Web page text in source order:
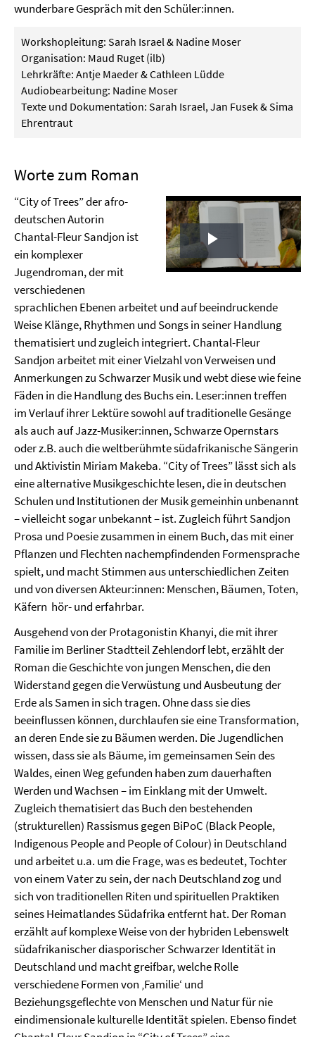
wunderbare Gespräch mit den Schüler:innen.
Workshopleitung: Sarah Israel & Nadine Moser
Organisation: Maud Ruget (ilb)
Lehrkräfte: Antje Maeder & Cathleen Lüdde
Audiobearbeitung: Nadine Moser
Texte und Dokumentation: Sarah Israel, Jan Fusek & Sima
Ehrentraut
Worte zum Roman
Play
“City of Trees” der afro-
deutschen Autorin
Chantal-Fleur Sandjon ist
ein komplexer
Jugendroman, der mit
verschiedenen
sprachlichen Ebenen arbeitet und auf beeindruckende
Weise Klänge, Rhythmen und Songs in seiner Handlung
thematisiert und zugleich integriert. Chantal-Fleur
Sandjon arbeitet mit einer Vielzahl von Verweisen und
Anmerkungen zu Schwarzer Musik und webt diese wie feine
Fäden in die Handlung des Buchs ein. Leser:innen treffen
im Verlauf ihrer Lektüre sowohl auf traditionelle Gesänge
als auch auf Jazz-Musiker:innen, Schwarze Opernstars
oder z.B. auch die weltberühmte südafrikanische Sängerin
und Aktivistin Miriam Makeba. “City of Trees” lässt sich als
eine alternative Musikgeschichte lesen, die in deutschen
Schulen und Institutionen der Musik gemeinhin unbenannt
– vielleicht sogar unbekannt – ist. Zugleich führt Sandjon
Prosa und Poesie zusammen in einem Buch, das mit einer
Pflanzen und Flechten nachempfindenden Formensprache
spielt, und macht Stimmen aus unterschiedlichen Zeiten
und von diversen Akteur:innen: Menschen, Bäumen, Toten,
Käfern hör- und erfahrbar.
Ausgehend von der Protagonistin Khanyi, die mit ihrer
Familie im Berliner Stadtteil Zehlendorf lebt, erzählt der
Roman die Geschichte von jungen Menschen, die den
Widerstand gegen die Verwüstung und Ausbeutung der
Erde als Samen in sich tragen. Ohne dass sie dies
beeinflussen können, durchlaufen sie eine Transformation,
an deren Ende sie zu Bäumen werden. Die Jugendlichen
wissen, dass sie als Bäume, im gemeinsamen Sein des
Waldes, einen Weg gefunden haben zum dauerhaften
Werden und Wachsen – im Einklang mit der Umwelt.
Zugleich thematisiert das Buch den bestehenden
(strukturellen) Rassismus gegen BiPoC (Black People,
Indigenous People and People of Colour) in Deutschland
und arbeitet u.a. um die Frage, was es bedeutet, Tochter
von einem Vater zu sein, der nach Deutschland zog und
sich von traditionellen Riten und spirituellen Praktiken
seines Heimatlandes Südafrika entfernt hat. Der Roman
erzählt auf komplexe Weise von der hybriden Lebenswelt
südafrikanischer diasporischer Schwarzer Identität in
Deutschland und macht greifbar, welche Rolle
verschiedene Formen von ‚Familie‘ und
Beziehungsgeflechte von Menschen und Natur für nie
eindimensionale kulturelle Identität spielen. Ebenso findet